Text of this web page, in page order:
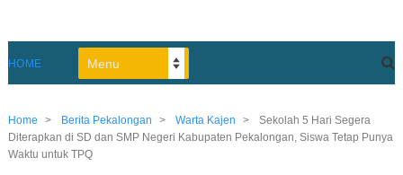
HOME
Home > Berita Pekalongan > Warta Kajen >
Sekolah 5 Hari Segera
Diterapkan di SD dan SMP Negeri Kabupaten Pekalongan, Siswa Tetap Punya
Waktu untuk TPQ